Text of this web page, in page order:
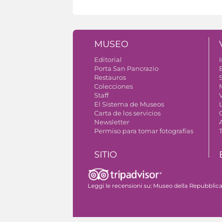
MUSEO
Editorial
Porta San Pancrazio
Restauros
Colecciones
Staff
El Sistema de Museos
Carta de los servicios
Newsletter
Permiso para tomar fotografías
SITIO
El complejo monumental
Leggi le recensioni su: Museo della